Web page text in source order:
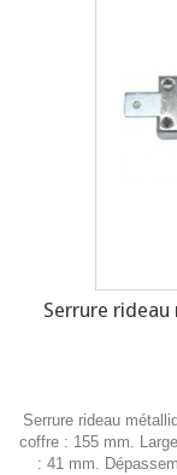
Serrure rideau
Serrure rideau
coffre : 155 mm.
: 41 mm.